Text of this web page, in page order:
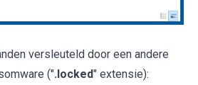
versleuteld door een andere
(".locked" extensie):